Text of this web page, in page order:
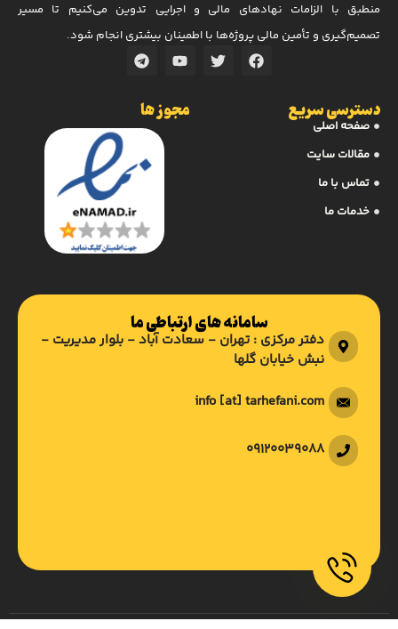
منطبق با الزامات نهادهای مالی و اجرایی تدوین می‌کنیم تا مسیر
تصمیم‌گیری و تأمین مالی پروژه‌ها با اطمینان بیشتری انجام شود.
دسترسی سریع
صفحه اصلی
مقالات سایت
تماس با ما
خدمات ما
مجوز ها
سامانه های ارتباطی ما
دفتر مرکزی : تهران - سعادت آباد - بلوار مدیریت -
نبش خیابان گلها
info [at] tarhefani.com
09120039088